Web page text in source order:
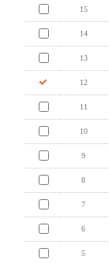
15
14
13
12
11
10
9
8
7
6
5